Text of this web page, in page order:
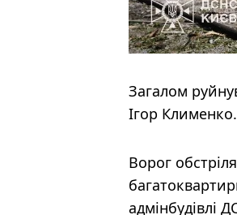
Загалом
Ігор Клименко.
Ворог
адмінбудівлі